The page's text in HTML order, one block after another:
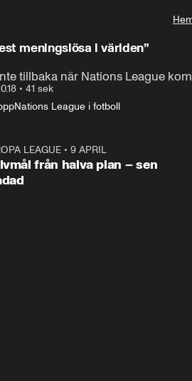
meningslösa i världen”
tillbaka när Nations League
• 41 sek
Nations League i fotboll
LEAGUE• 9 APRIL
från halva plan – sen